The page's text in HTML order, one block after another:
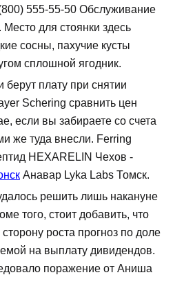
555-55-50 Обслуживание
для стоянки здесь
сосны, пахучие кусты
сплошной ягодник.
берут плату при снятии
Schering сравнить цен
если вы забираете со счета
же туда внесли. Ferring
HEXARELIN Чехов -
Анавар Lyka Labs Томск.
решить лишь накануне
того, стоит добавить, что
роста прогноз по доле
на выплату дивидендов.
поражение от Аниша